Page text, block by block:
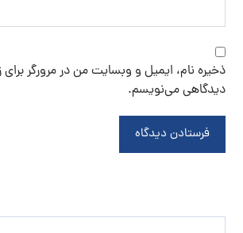
ذخیره نام، ایمیل و وبسایت من در مرورگر برای
دیدگاهی می‌نویسم.
فرستادن دیدگاه